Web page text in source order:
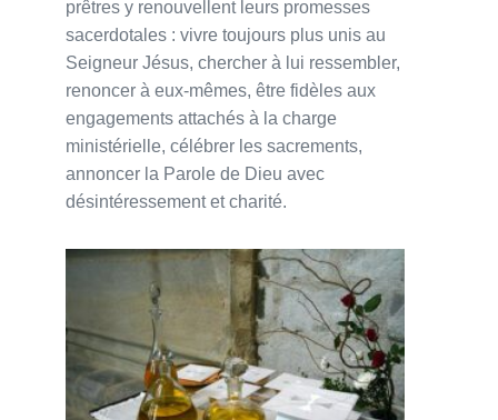
prêtres y renouvellent leurs promesses
sacerdotales : vivre toujours plus unis au
Seigneur Jésus, chercher à lui ressembler,
renoncer à eux-mêmes, être fidèles aux
engagements attachés à la charge
ministérielle, célébrer les sacrements,
annoncer la Parole de Dieu avec
désintéressement et charité.